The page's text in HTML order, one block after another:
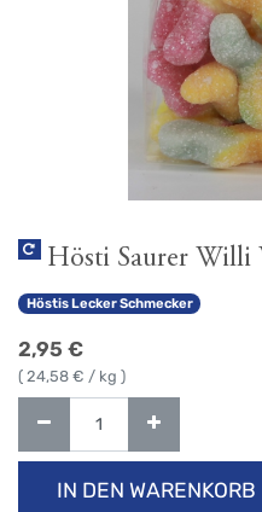
Hösti Saurer Willi
Höstis Lecker Schmecker
2,95 €
( 24,58 € / kg )
IN DEN WARENKORB